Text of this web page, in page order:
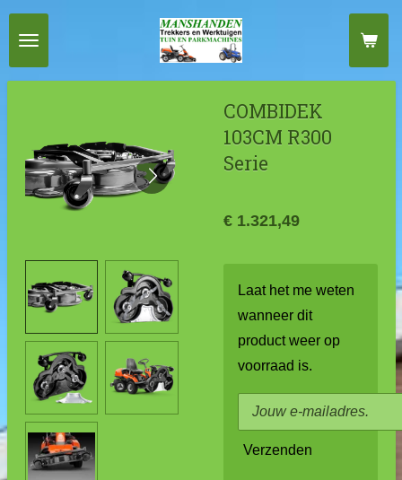
Ga
direct
naar
COMBIDEK
103CM R300
Serie
€ 1.321,49
Laat het me weten
wanneer dit
product weer op
voorraad is.
Verzenden